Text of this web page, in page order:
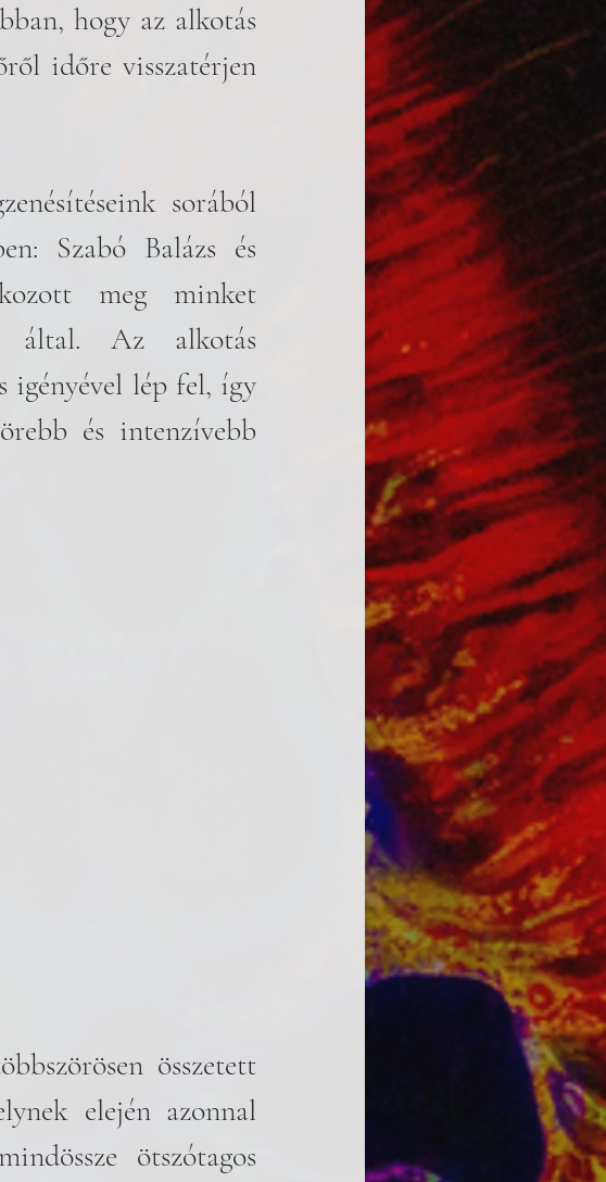
hogy az alkotás
időre visszatérjen
sorából
Szabó Balázs és
meg minket
által. Az alkotás
igényével lép fel, így
és intenzívebb
összetett
elején azonnal
ötszótagos